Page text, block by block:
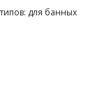
для банных